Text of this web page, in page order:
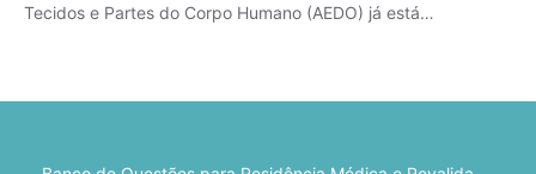
Tecidos e Partes do Corpo Humano (AEDO) já está…